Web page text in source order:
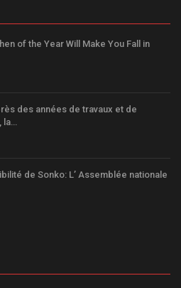
of the Year Will Make You Fall in
des années de travaux et de
la…
de Sonko: L’ Assemblée nationale